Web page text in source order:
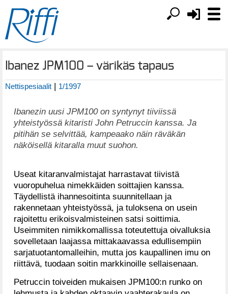
Ibanez JPM100 – värikäs tapaus
Nettispesiaalit | 1/1997
Ibanezin uusi JPM100 on syntynyt tiiviissä
yhteistyössä kitaristi John Petruccin kanssa. Ja
pitihän se selvittää, kampeaako näin räväkän
näköisellä kitaralla muut suohon.
Useat kitaranvalmistajat harrastavat tiivistä
vuoropuhelua nimekkäiden soittajien kanssa.
Täydellistä ihannesoitinta suunnitellaan ja
rakennetaan yhteistyössä, ja tuloksena on usein
rajoitettu erikoisvalmisteinen satsi soittimia.
Useimmiten nimikkomallissa toteutettuja oivalluksia
sovelletaan laajassa mittakaavassa edullisempiin
sarjatuotantomalleihin, mutta jos kaupallinen imu on
riittävä, tuodaan soitin markkinoille sellaisenaan.
Petruccin toiveiden mukaisen JPM100:n runko on